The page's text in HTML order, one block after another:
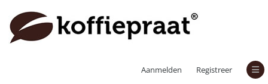
Aanmelden Registreer